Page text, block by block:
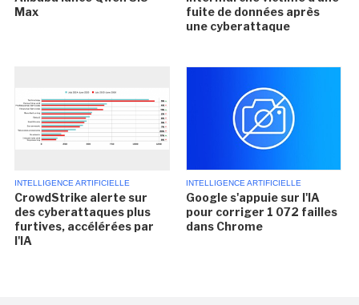
Max
fuite de données après
une cyberattaque
INTELLIGENCE ARTIFICIELLE
CrowdStrike alerte sur
des cyberattaques plus
furtives, accélérées par
l'IA
INTELLIGENCE ARTIFICIELLE
Google s'appuie sur l'IA
pour corriger 1 072 failles
dans Chrome